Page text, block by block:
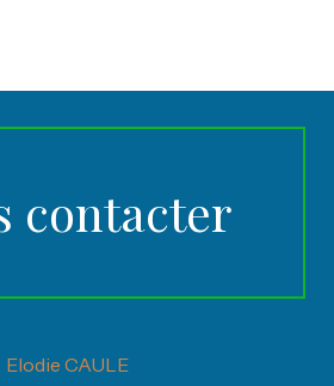
contacter
Elodie CAULE